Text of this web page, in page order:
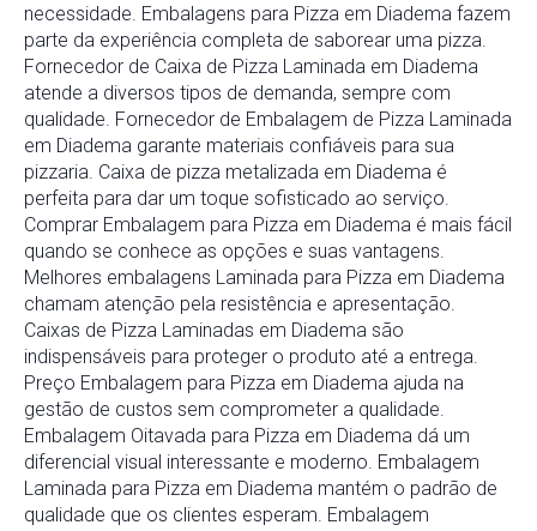
necessidade. Embalagens para Pizza em Diadema fazem
parte da experiência completa de saborear uma pizza.
Fornecedor de Caixa de Pizza Laminada em Diadema
atende a diversos tipos de demanda, sempre com
qualidade. Fornecedor de Embalagem de Pizza Laminada
em Diadema garante materiais confiáveis para sua
pizzaria. Caixa de pizza metalizada em Diadema é
perfeita para dar um toque sofisticado ao serviço.
Comprar Embalagem para Pizza em Diadema é mais fácil
quando se conhece as opções e suas vantagens.
Melhores embalagens Laminada para Pizza em Diadema
chamam atenção pela resistência e apresentação.
Caixas de Pizza Laminadas em Diadema são
indispensáveis para proteger o produto até a entrega.
Preço Embalagem para Pizza em Diadema ajuda na
gestão de custos sem comprometer a qualidade.
Embalagem Oitavada para Pizza em Diadema dá um
diferencial visual interessante e moderno. Embalagem
Laminada para Pizza em Diadema mantém o padrão de
qualidade que os clientes esperam. Embalagem